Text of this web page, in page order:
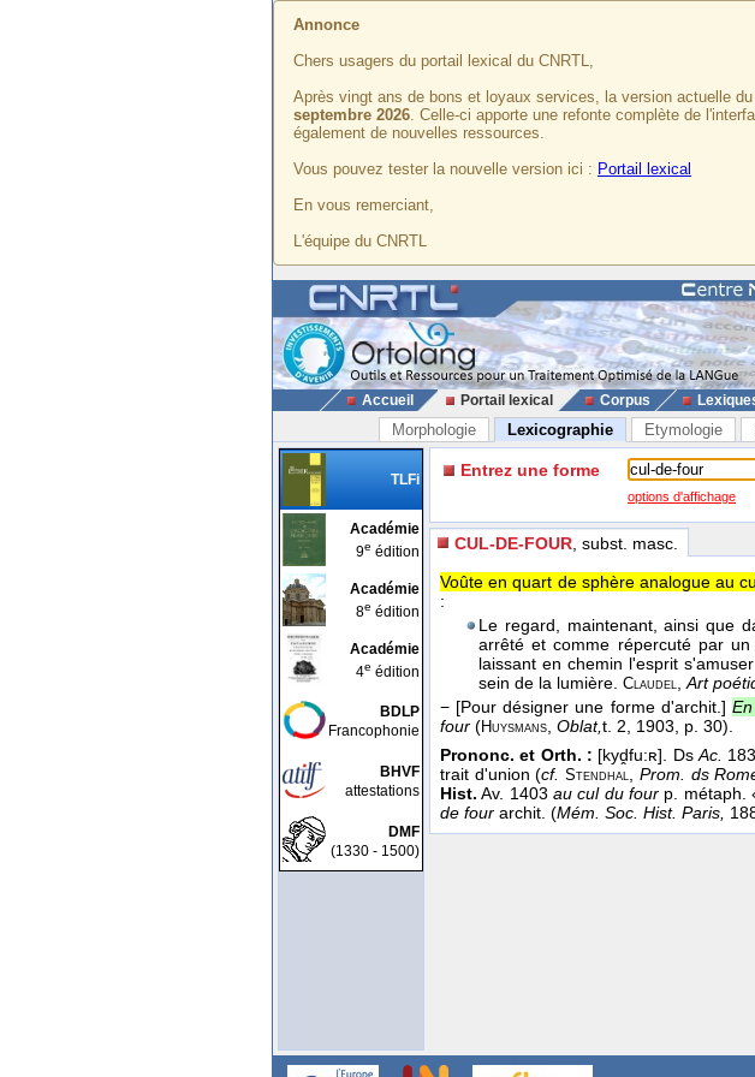
Annonce
Chers usagers du portail lexical du CNRTL,
Après vingt ans de bons et loyaux services, la version actuelle
septembre 2026. Celle-ci apporte une refonte complète de
également de nouvelles ressources.
Vous pouvez tester la nouvelle version ici : Portail lexical
En vous remerciant,
L'équipe du CNRTL
Accueil Portail lexical Corpus
Morphologie Lexicographie Etymologie
TLFi
Académie
9e édition
Académie
8e édition
Académie
4e édition
BDLP
Francophonie
BHVF
attestations
DMF
(1330 - 1500)
Entrez une forme
options d'affichage
CUL-DE-FOUR , subst. masc.
Voûte en quart de sphère analogue au
:
Le regard, maintenant, ainsi que
arrêté et comme répercuté par
laissant en chemin l'esprit
sein de la lumière. Claudel,Art
− [Pour désigner une forme d'archit.]
four (Huysmans, Oblat,t. 2, 1903, p. 30).
Prononc. et Orth. : [kyḓfu:ʀ]. DsAc.
trait d'union (cf. Stendhal, Prom. ds
Hist. Av. 1403 au cul du four p. métaph.
de four archit. (Mém. Soc. Hist. Paris,